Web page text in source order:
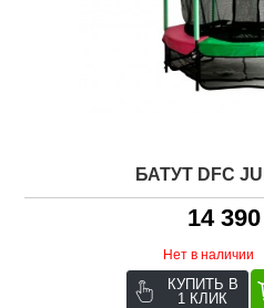
БАТУТ DFC
14
Нет в наличии
КУПИТЬ В
1 КЛИК